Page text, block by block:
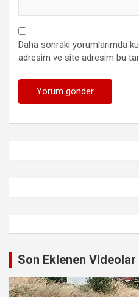
Daha sonraki yorumlarımda
adresim ve site adresim bu
Son Eklenen Videolar